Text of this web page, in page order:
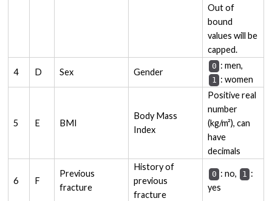
Out of
bound
values will be
capped.
4 D Sex Gender
0 : men,
1 : women
5 E BMI
Body Mass
Index
Positive real
number
(kg/m²), can
have
decimals
6 F
Previous
fracture
History of
previous
fracture
0 : no, 1 :
yes